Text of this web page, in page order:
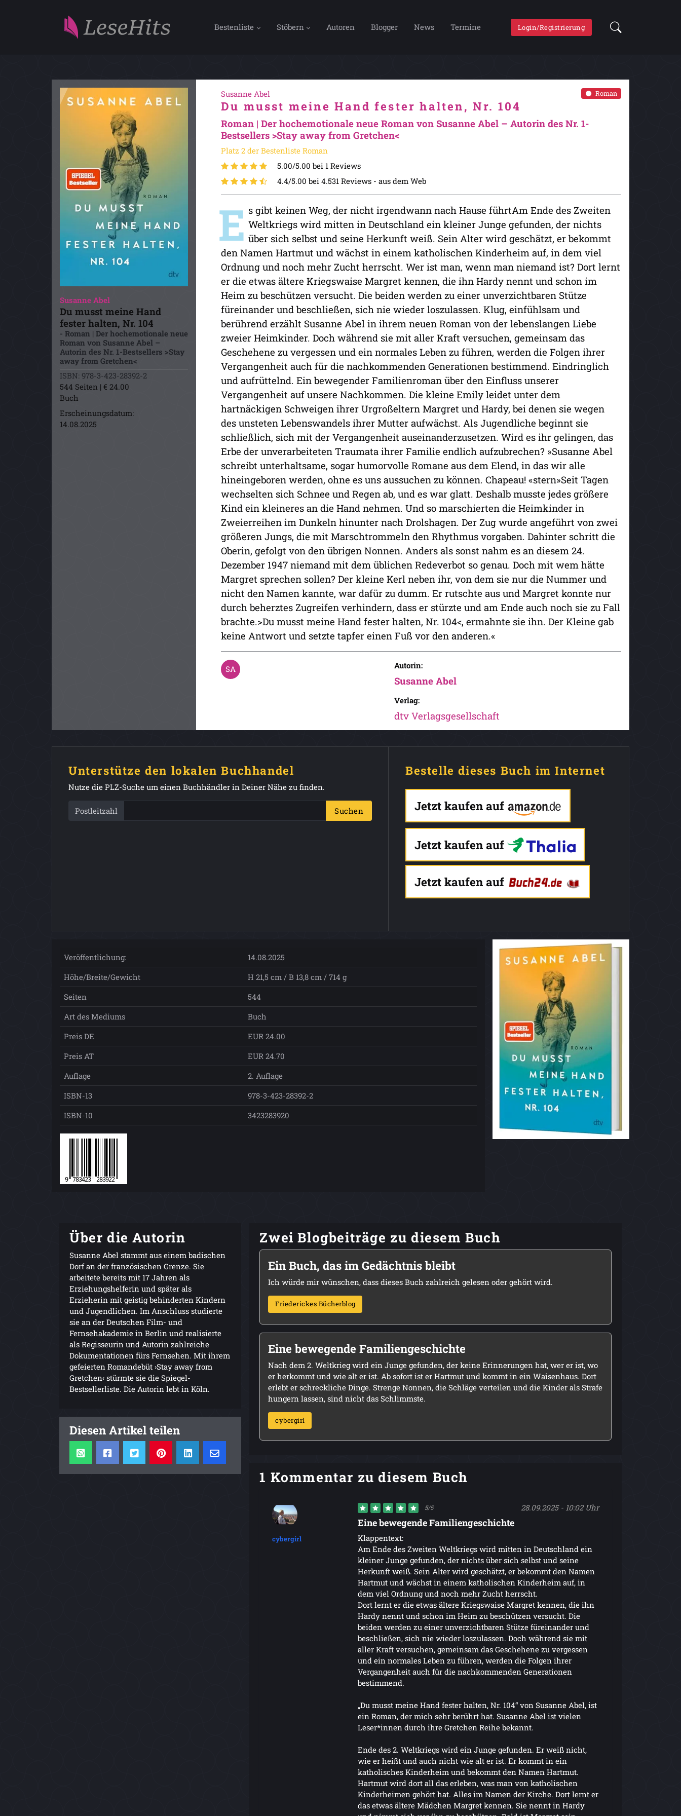
Bestenliste Stöbern Autoren Blogger News Termine Login/Registrierung
Susanne Abel
Du musst meine Hand
fester halten, Nr. 104
- Roman | Der hochemotionale neue
Roman von Susanne Abel –
Autorin des Nr. 1-Bestsellers >Stay
away from Gretchen<
ISBN: 978-3-423-28392-2
544 Seiten | € 24.00
Buch
Erscheinungsdatum:
14.08.2025
Roman
Susanne Abel
Du musst meine Hand fester halten, Nr. 104
Roman | Der hochemotionale neue Roman von Susanne Abel – Autorin des Nr. 1-
Bestsellers >Stay away from Gretchen<
Platz 2 der Bestenliste Roman
5.00/5.00 bei 1 Reviews
4.4/5.00 bei 4.531 Reviews - aus dem Web
E s gibt keinen Weg, der nicht irgendwann nach Hause führtAm Ende des Zweiten
Weltkriegs wird mitten in Deutschland ein kleiner Junge gefunden, der nichts
über sich selbst und seine Herkunft weiß. Sein Alter wird geschätzt, er bekommt
den Namen Hartmut und wächst in einem katholischen Kinderheim auf, in dem viel
Ordnung und noch mehr Zucht herrscht. Wer ist man, wenn man niemand ist? Dort lernt
er die etwas ältere Kriegswaise Margret kennen, die ihn Hardy nennt und schon im
Heim zu beschützen versucht. Die beiden werden zu einer unverzichtbaren Stütze
füreinander und beschließen, sich nie wieder loszulassen. Klug, einfühlsam und
berührend erzählt Susanne Abel in ihrem neuen Roman von der lebenslangen Liebe
zweier Heimkinder. Doch während sie mit aller Kraft versuchen, gemeinsam das
Geschehene zu vergessen und ein normales Leben zu führen, werden die Folgen ihrer
Vergangenheit auch für die nachkommenden Generationen bestimmend. Eindringlich
und aufrüttelnd. Ein bewegender Familienroman über den Einfluss unserer
Vergangenheit auf unsere Nachkommen. Die kleine Emily leidet unter dem
hartnäckigen Schweigen ihrer Urgroßeltern Margret und Hardy, bei denen sie wegen
des unsteten Lebenswandels ihrer Mutter aufwächst. Als Jugendliche beginnt sie
schließlich, sich mit der Vergangenheit auseinanderzusetzen. Wird es ihr gelingen, das
Erbe der unverarbeiteten Traumata ihrer Familie endlich aufzubrechen? »Susanne Abel
schreibt unterhaltsame, sogar humorvolle Romane aus dem Elend, in das wir alle
hineingeboren werden, ohne es uns aussuchen zu können. Chapeau! «stern»Seit Tagen
wechselten sich Schnee und Regen ab, und es war glatt. Deshalb musste jedes größere
Kind ein kleineres an die Hand nehmen. Und so marschierten die Heimkinder in
Zweierreihen im Dunkeln hinunter nach Drolshagen. Der Zug wurde angeführt von zwei
größeren Jungs, die mit Marschtrommeln den Rhythmus vorgaben. Dahinter schritt die
Oberin, gefolgt von den übrigen Nonnen. Anders als sonst nahm es an diesem 24.
Dezember 1947 niemand mit dem üblichen Redeverbot so genau. Doch mit wem hätte
Margret sprechen sollen? Der kleine Kerl neben ihr, von dem sie nur die Nummer und
nicht den Namen kannte, war dafür zu dumm. Er rutschte aus und Margret konnte nur
durch beherztes Zugreifen verhindern, dass er stürzte und am Ende auch noch sie zu Fall
brachte.>Du musst meine Hand fester halten, Nr. 104<, ermahnte sie ihn. Der Kleine gab
keine Antwort und setzte tapfer einen Fuß vor den anderen.«
Autorin:
Susanne Abel
Verlag:
dtv Verlagsgesellschaft
Unterstütze den lokalen Buchhandel
Nutze die PLZ-Suche um einen Buchhändler in Deiner Nähe zu finden.
Postleitzahl Suchen
Bestelle dieses Buch im Internet
Jetzt kaufen auf
Jetzt kaufen auf
Jetzt kaufen auf
Veröffentlichung:
14.08.2025
Höhe/Breite/Gewicht
H 21,5 cm / B 13,8 cm / 714 g
Seiten
544
Art des Mediums
Buch
Preis DE
EUR 24.00
Preis AT
EUR 24.70
Auflage
2. Auflage
ISBN-13
978-3-423-28392-2
ISBN-10
3423283920
Über die Autorin
Susanne Abel stammt aus einem badischen
Dorf an der französischen Grenze. Sie
arbeitete bereits mit 17 Jahren als
Erziehungshelferin und später als
Erzieherin mit geistig behinderten Kindern
und Jugendlichen. Im Anschluss studierte
sie an der Deutschen Film- und
Fernsehakademie in Berlin und realisierte
als Regisseurin und Autorin zahlreiche
Dokumentationen fürs Fernsehen. Mit ihrem
gefeierten Romandebüt ›Stay away from
Gretchen‹ stürmte sie die Spiegel-
Bestsellerliste. Die Autorin lebt in Köln.
Diesen Artikel teilen
Zwei Blogbeiträge zu diesem Buch
Ein Buch, das im Gedächtnis bleibt
Ich würde mir wünschen, dass dieses Buch zahlreich gelesen oder gehört wird.
Friederickes Bücherblog
Eine bewegende Familiengeschichte
Nach dem 2. Weltkrieg wird ein Junge gefunden, der keine Erinnerungen hat, wer er ist, wo
er herkommt und wie alt er ist. Ab sofort ist er Hartmut und kommt in ein Waisenhaus. Dort
erlebt er schreckliche Dinge. Strenge Nonnen, die Schläge verteilen und die Kinder als Strafe
hungern lassen, sind nicht das Schlimmste.
cybergirl
1 Kommentar zu diesem Buch
cybergirl
5/5 28.09.2025 - 10:02 Uhr
Eine bewegende Familiengeschichte
Klappentext:
Am Ende des Zweiten Weltkriegs wird mitten in Deutschland ein
kleiner Junge gefunden, der nichts über sich selbst und seine
Herkunft weiß. Sein Alter wird geschätzt, er bekommt den Namen
Hartmut und wächst in einem katholischen Kinderheim auf, in
dem viel Ordnung und noch mehr Zucht herrscht.
Dort lernt er die etwas ältere Kriegswaise Margret kennen, die ihn
Hardy nennt und schon im Heim zu beschützen versucht. Die
beiden werden zu einer unverzichtbaren Stütze füreinander und
beschließen, sich nie wieder loszulassen. Doch während sie mit
aller Kraft versuchen, gemeinsam das Geschehene zu vergessen
und ein normales Leben zu führen, werden die Folgen ihrer
Vergangenheit auch für die nachkommenden Generationen
bestimmend.
„Du musst meine Hand fester halten, Nr. 104“ von Susanne Abel, ist
ein Roman, der mich sehr berührt hat. Susanne Abel ist vielen
Leser*innen durch ihre Gretchen Reihe bekannt.
Ende des 2. Weltkriegs wird ein Junge gefunden. Er weiß nicht,
wie er heißt und auch nicht wie alt er ist. Er kommt in ein
katholisches Kinderheim und bekommt den Namen Hartmut.
Hartmut wird dort all das erleben, was man von katholischen
Kinderheimen gehört hat. Alles im Namen der Kirche. Dort lernt er
das etwas ältere Mädchen Margret kennen. Sie nennt in Hardy